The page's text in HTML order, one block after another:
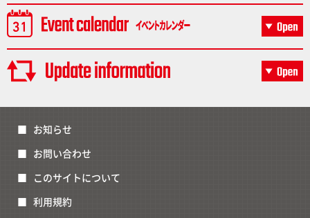
お知らせ
お問い合わせ
このサイトについて
利用規約